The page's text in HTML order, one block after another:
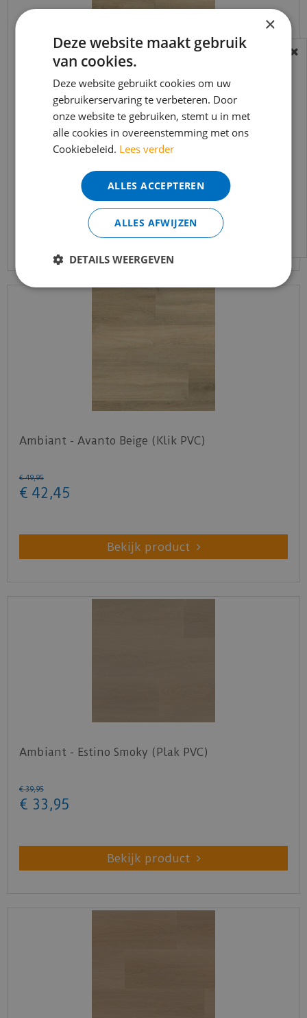
Ambiant - Avanto Beige (Plak PVC)
Bekijk product
Ambiant - Avanto Beige (Klik PVC)
€ 49,95
€ 42 ,45
Bekijk product
Ambiant - Estino Smoky (Plak PVC)
€ 39,95
€ 33 ,95
Bekijk product
BEREIKBAARHEID
In verband met de vakantie periode zijn wij
t/m 14 augustus telefonisch helaas niet
bereikbaar.
Bestelling worden uiteraard verwerkt
echter iets minder snel dan wat je van ons
gewend bent.
Voor vragen kan je ons bereiken via
info@merkvloerenwinkel.nl
×
Deze website maakt gebruik
van cookies.
Deze website gebruikt cookies om uw
gebruikerservaring te verbeteren. Door
onze website te gebruiken, stemt u in met
alle cookies in overeenstemming met ons
Cookiebeleid. Lees verder
ALLES ACCEPTEREN
ALLES AFWIJZEN
DETAILS WEERGEVEN